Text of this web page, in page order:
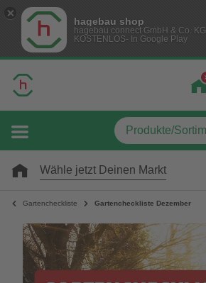
hagebau shop
hagebau connect GmbH & Co. KG
KOSTENLOS- In Google Play
Wähle jetzt Deinen Markt
Gartencheckliste Gartencheckliste Dezember